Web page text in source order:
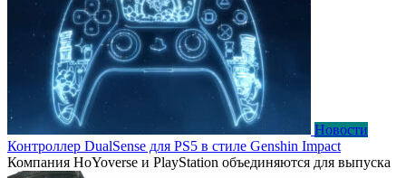
Новости
Контроллер DualSense для PS5 в стиле Genshin Impact
Компания HoYoverse и PlayStation объединяются для выпуска